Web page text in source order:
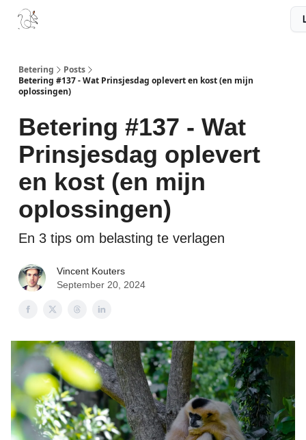
Betering
Posts
Betering #137 - Wat Prinsjesdag oplevert en kost (en mijn
oplossingen)
Betering #137 - Wat
Prinsjesdag oplevert
en kost (en mijn
oplossingen)
En 3 tips om belasting te verlagen
Vincent Kouters
September 20, 2024